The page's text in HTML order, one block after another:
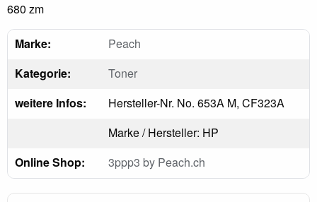
680 zm
Marke:
Peach
Kategorie:
Toner
weitere Infos:
Hersteller-Nr. No. 653A M, CF323A
Marke / Hersteller: HP
Online Shop:
3ppp3 by Peach.ch